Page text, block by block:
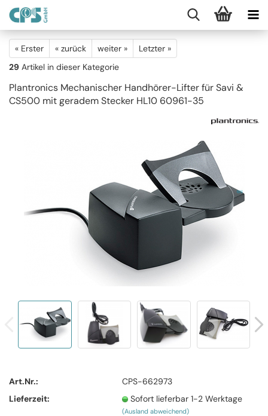
« Erster « zurück weiter »
Letzter »
29 Artikel in dieser Kategorie
Plantronics Mechanischer Handhörer-Lifter für Savi &
CS500 mit geradem Stecker HL10 60961-35
Art.Nr.:
CPS-662973
Lieferzeit:
Sofort lieferbar 1-2 Werktage
(Ausland abweichend)